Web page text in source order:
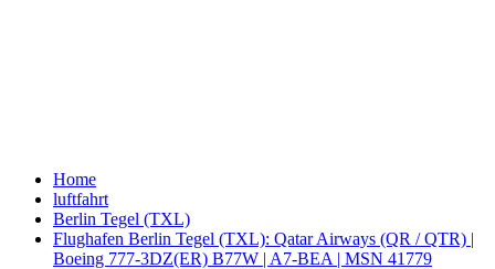
Home
luftfahrt
Berlin Tegel (TXL)
Flughafen Berlin Tegel (TXL): Qatar Airways (QR / QTR) |
Boeing 777-3DZ(ER) B77W | A7-BEA | MSN 41779